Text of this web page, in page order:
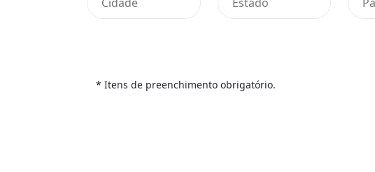
* Itens de preenchimento obrigatório.